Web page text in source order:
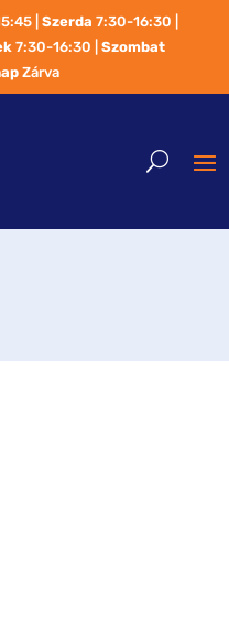
| Szerda 7:30-16:30 |
7:30-16:30 |
Szombat
Zárva